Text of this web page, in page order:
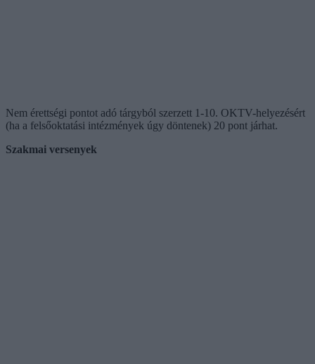
Nem érettségi pontot adó tárgyból szerzett 1-10. OKTV-helyezésért
(ha a felsőoktatási intézmények úgy döntenek) 20 pont járhat.
Szakmai versenyek